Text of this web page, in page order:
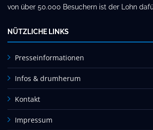
von über 50.000 Besuchern ist der Lohn
NÜTZLICHE LINKS
Presseinformationen
Infos & drumherum
Kontakt
Impressum